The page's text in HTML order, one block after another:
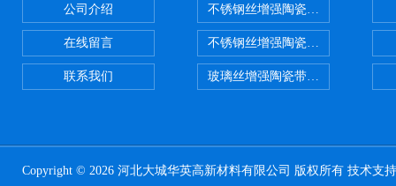
公司介绍
在线留言
联系我们
不锈钢丝增强陶瓷纤维布，陶瓷布
不锈钢丝增强陶瓷纤维布应用范围
玻璃丝增强陶瓷带，硅酸铝纤维
Copyright © 2026 河北大城华英高新材料有限公司 版权所有 技术支